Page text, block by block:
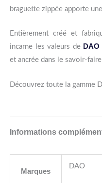
braguette zippée apporte
Entièrement créé et
incarne les valeurs de DAO
et ancrée dans le savoir-
Découvrez toute la gamme
Informations
Marques
DAO